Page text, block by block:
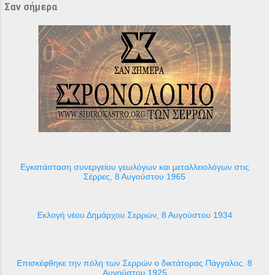
Σαν σήμερα
Εγκατάσταση συνεργείου γεωλόγων και μεταλλειολόγων στις
Σέρρες, 8 Αυγούστου 1965
Εκλογή νέου Δημάρχου Σερρών, 8 Αυγούστου 1934
Επισκέφθηκε την πόλη των Σερρών ο δικτάτορας Πάγγαλος. 8
Αυγούστου 1925